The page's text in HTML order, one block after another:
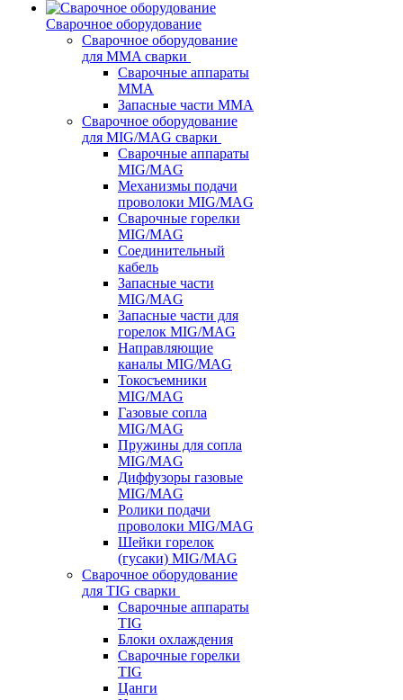
Сварочное оборудование
Сварочное оборудование
для MMA сварки
Сварочные аппараты
MMA
Запасные части MMA
Сварочное оборудование
для MIG/MAG сварки
Сварочные аппараты
MIG/MAG
Механизмы подачи
проволоки MIG/MAG
Сварочные горелки
MIG/MAG
Соединительный
кабель
Запасные части
MIG/MAG
Запасные части для
горелок MIG/MAG
Направляющие
каналы MIG/MAG
Токосъемники
MIG/MAG
Газовые сопла
MIG/MAG
Пружины для сопла
MIG/MAG
Диффузоры газовые
MIG/MAG
Ролики подачи
проволоки MIG/MAG
Шейки горелок
(гусаки) MIG/MAG
Сварочное оборудование
для TIG сварки
Сварочные аппараты
TIG
Блоки охлаждения
Сварочные горелки
TIG
Цанги